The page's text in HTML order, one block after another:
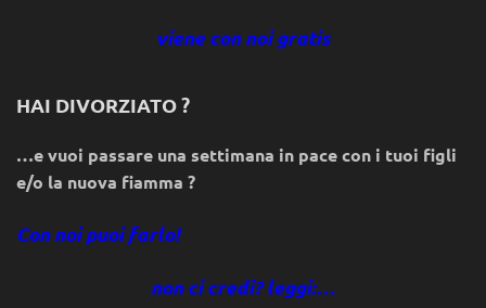
viene con noi gratis
HAI DIVORZIATO ?
…e vuoi passare una settimana in pace con i tuoi figli
e/o la nuova fiamma ?
Con noi puoi farlo!
non ci credi? leggi:…